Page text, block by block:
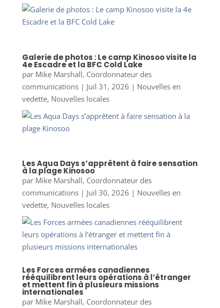
Galerie de photos : Le camp Kinosoo visite la
4e Escadre et la BFC Cold Lake
par Mike Marshall, Coordonnateur des
communications| Juil 31, 2026 | Nouvelles en
vedette, Nouvelles locales
Les Aqua Days s’apprêtent à faire sensation
à la plage Kinosoo
par Mike Marshall, Coordonnateur des
communications| Juil 30, 2026 | Nouvelles en
vedette, Nouvelles locales
Les Forces armées canadiennes
rééquilibrent leurs opérations à l’étranger
et mettent fin à plusieurs missions
internationales
par Mike Marshall, Coordonnateur des